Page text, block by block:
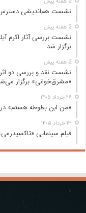
نشست هم‌اندیشی
2 هفته پیش
نشست بررسی آثار اکرم
برگزار شد
2 هفته پیش
نشست نقد و بررسی دو
«مشرق‌خوانی» برگزار
۲۶ خرداد ۱۴۰۵
«من ابن بطوطه هستم»
۱۳ خرداد ۱۴۰۵
فیلم سینمایی